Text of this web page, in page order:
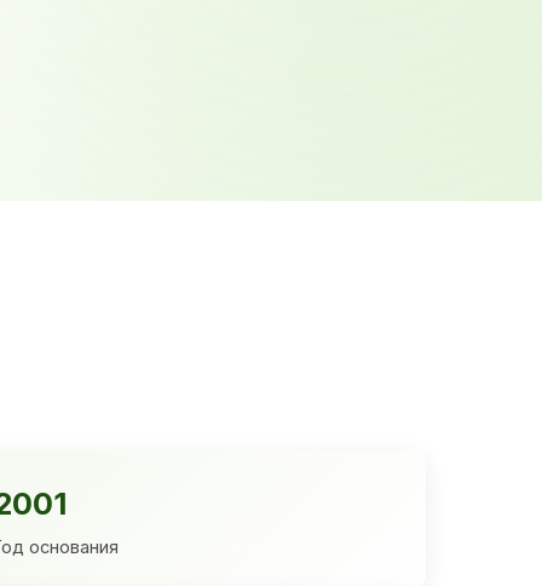
основания